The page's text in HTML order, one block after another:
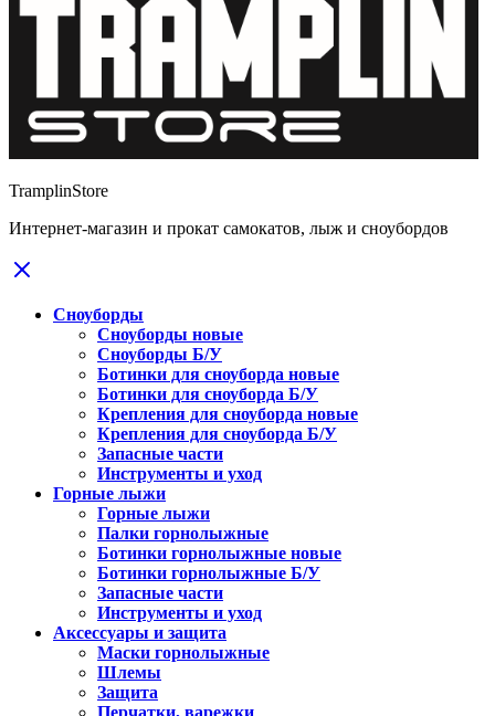
TramplinStore
Интернет-магазин и прокат самокатов, лыж и сноубордов
Сноуборды
Сноуборды новые
Сноуборды Б/У
Ботинки для сноуборда новые
Ботинки для сноуборда Б/У
Крепления для сноуборда новые
Крепления для сноуборда Б/У
Запасные части
Инструменты и уход
Горные лыжи
Горные лыжи
Палки горнолыжные
Ботинки горнолыжные новые
Ботинки горнолыжные Б/У
Запасные части
Инструменты и уход
Аксессуары и защита
Маски горнолыжные
Шлемы
Защита
Перчатки, варежки